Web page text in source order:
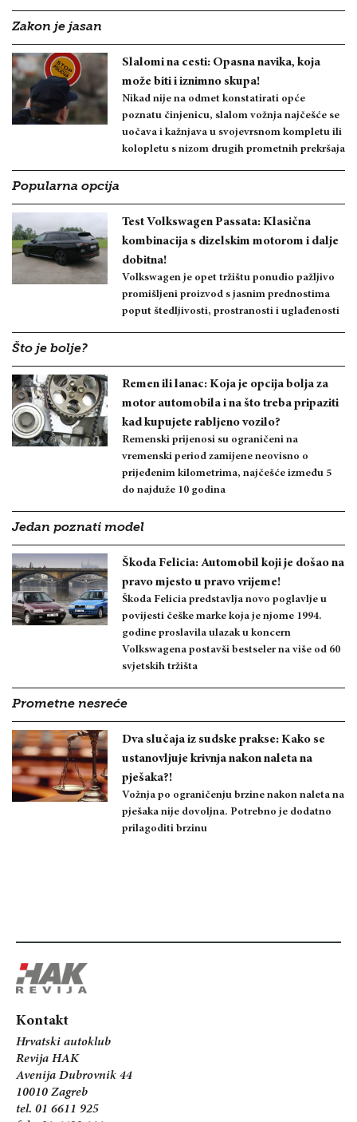
Zakon je jasan
Slalomi na cesti: Opasna navika, koja
može biti i iznimno skupa!
Nikad nije na odmet konstatirati opće
poznatu činjenicu, slalom vožnja najčešće se
uočava i kažnjava u svojevrsnom kompletu ili
kolopletu s nizom drugih prometnih prekršaja
Popularna opcija
Test Volkswagen Passata: Klasična
kombinacija s dizelskim motorom i dalje
dobitna!
Volkswagen je opet tržištu ponudio pažljivo
promišljeni proizvod s jasnim prednostima
poput štedljivosti, prostranosti i uglađenosti
Što je bolje?
Remen ili lanac: Koja je opcija bolja za
motor automobila i na što treba pripaziti
kad kupujete rabljeno vozilo?
Remenski prijenosi su ograničeni na
vremenski period zamijene neovisno o
prijeđenim kilometrima, najčešće između 5
do najduže 10 godina
Jedan poznati model
Škoda Felicia: Automobil koji je došao na
pravo mjesto u pravo vrijeme!
Škoda Felicia predstavlja novo poglavlje u
povijesti češke marke koja je njome 1994.
godine proslavila ulazak u koncern
Volkswagena postavši bestseler na više od 60
svjetskih tržišta
Prometne nesreće
Dva slučaja iz sudske prakse: Kako se
ustanovljuje krivnja nakon naleta na
pješaka?!
Vožnja po ograničenju brzine nakon naleta na
pješaka nije dovoljna. Potrebno je dodatno
prilagoditi brzinu
Kontakt
Hrvatski autoklub
Revija HAK
Avenija Dubrovnik 44
10010 Zagreb
tel. 01 6611 925